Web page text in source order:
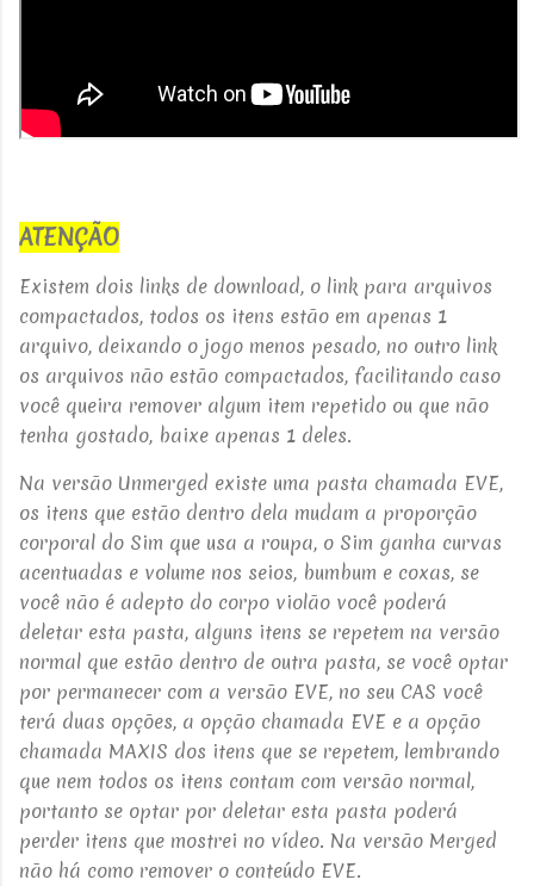
ATENÇÃO
Existem dois links de download, o link para arquivos
compactados, todos os itens estão em apenas 1
arquivo, deixando o jogo menos pesado, no outro link
os arquivos não estão compactados, facilitando caso
você queira remover algum item repetido ou que não
tenha gostado, baixe apenas 1 deles.
Na versão Unmerged existe uma pasta chamada EVE,
os itens que estão dentro dela mudam a proporção
corporal do Sim que usa a roupa, o Sim ganha curvas
acentuadas e volume nos seios, bumbum e coxas, se
você não é adepto do corpo violão você poderá
deletar esta pasta, alguns itens se repetem na versão
normal que estão dentro de outra pasta, se você optar
por permanecer com a versão EVE, no seu CAS você
terá duas opções, a opção chamada EVE e a opção
chamada MAXIS dos itens que se repetem, lembrando
que nem todos os itens contam com versão normal,
portanto se optar por deletar esta pasta poderá
perder itens que mostrei no vídeo. Na versão Merged
não há como remover o conteúdo EVE.